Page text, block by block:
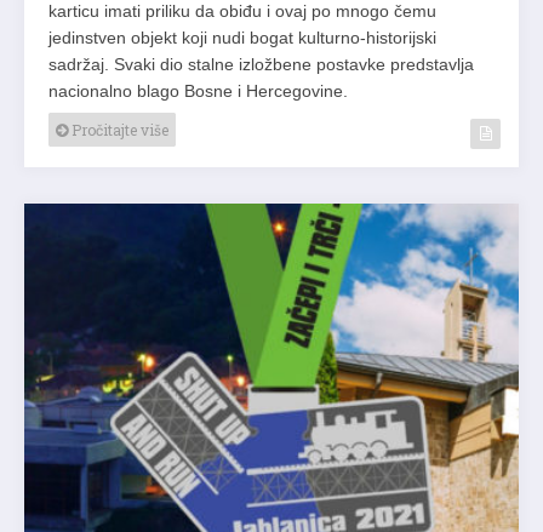
karticu imati priliku da obiđu i ovaj po mnogo čemu
jedinstven objekt koji nudi bogat kulturno-historijski
sadržaj. Svaki dio stalne izložbene postavke predstavlja
nacionalno blago Bosne i Hercegovine.
Pročitajte više